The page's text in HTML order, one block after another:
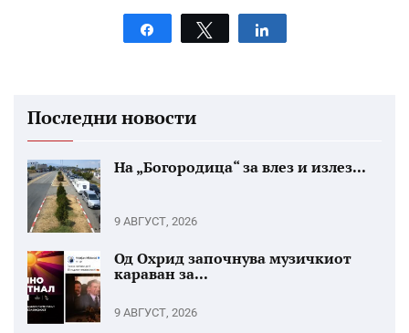
Tweet
Последни новости
На „Богородица“ за влез и излез...
9 АВГУСТ, 2026
Од Охрид започнува музичкиот
караван за...
9 АВГУСТ, 2026